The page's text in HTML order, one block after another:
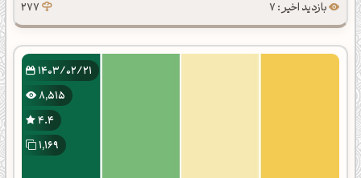
بازدید اخیر : 7 277
1403/02/21
8,515
4.4
1,169